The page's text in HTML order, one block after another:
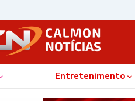
Entretenimento